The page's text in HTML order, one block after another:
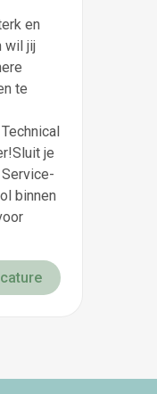
en
wil jij
te
je
binnen